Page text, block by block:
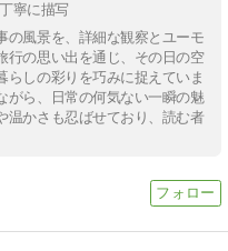
寧に描写
の風景を、詳細な観察とユーモ
行の思い出を通じ、その日の空
らしの彩りを巧みに捉えていま
がら、日常の何気ない一瞬の魅
温かさも忍ばせており、読む者